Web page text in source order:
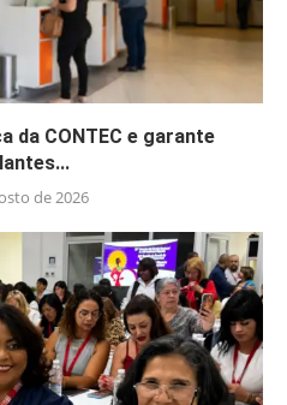
da CONTEC e garante
de 2026